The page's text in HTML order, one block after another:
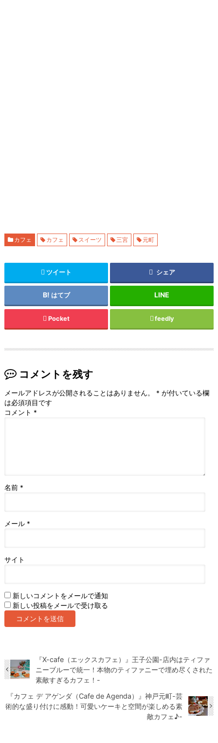
カフェ カフェ スイーツ 三宮 元町
ツイート シェア
はてブ
Pocket feedly
コメントを残す
メールアドレスが公開されることはありません。 * が付いている欄
は必須項目です
コメント *
名前 *
メール *
サイト
新しいコメントをメールで通知
新しい投稿をメールで受け取る
『X-cafe（エックスカフェ）』王子公園-店内はティファ
ニーブルーで統一！本物のティファニーで埋め尽くされた
素敵すぎるカフェ！-
『カフェ デ アゲンダ（Cafe de Agenda）』神戸元町-芸
術的な盛り付けに感動！可愛いケーキと空間が楽しめる素
敵カフェ♪-